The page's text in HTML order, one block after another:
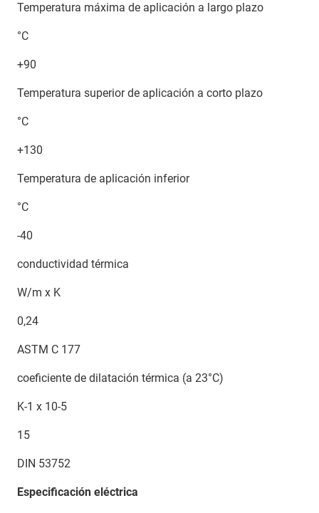
Temperatura máxima de aplicación a largo plazo
°C
+90
Temperatura superior de aplicación a corto plazo
°C
+130
Temperatura de aplicación inferior
°C
-40
conductividad térmica
W/m x K
0,24
ASTM C 177
coeficiente de dilatación térmica (a 23°C)
K-1 x 10-5
15
DIN 53752
Especificación eléctrica